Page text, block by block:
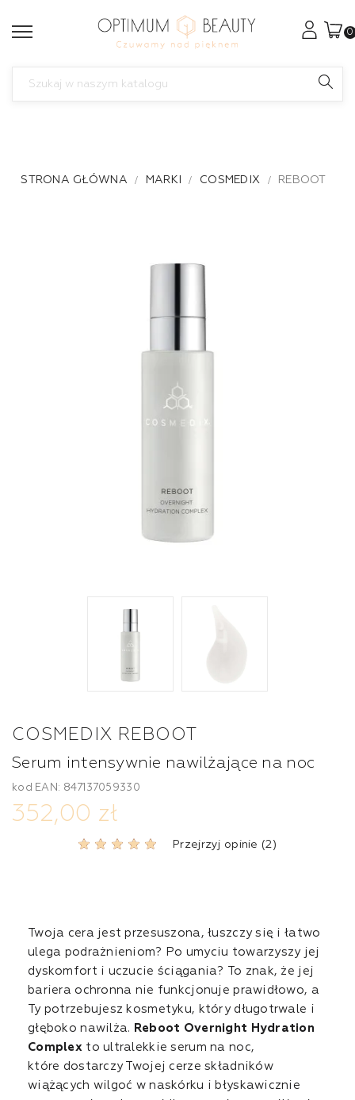
0
STRONA GŁÓWNA MARKI COSMEDIX REBOOT
COSMEDIX REBOOT
Serum intensywnie nawilżające na noc
kod EAN: 847137059330
352,00 zł
Przejrzyj opinie (2)
Twoja cera jest przesuszona, łuszczy się i łatwo
ulega podrażnieniom? Po umyciu towarzyszy jej
dyskomfort i uczucie ściągania? To znak, że jej
bariera ochronna nie funkcjonuje prawidłowo, a
Ty potrzebujesz kosmetyku, który długotrwale i
głęboko nawilża. Reboot Overnight Hydration
Complex to ultralekkie serum na noc,
które dostarczy Twojej cerze składników
wiążących wilgoć w naskórku i błyskawicznie